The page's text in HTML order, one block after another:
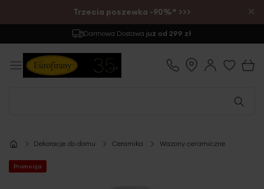
Trzecia poszewka -90%* >>> ×
Darmowa Dostawa już od 299 zł
Dekoracje do domu Ceramika Wazony ceramiczne
Promocja